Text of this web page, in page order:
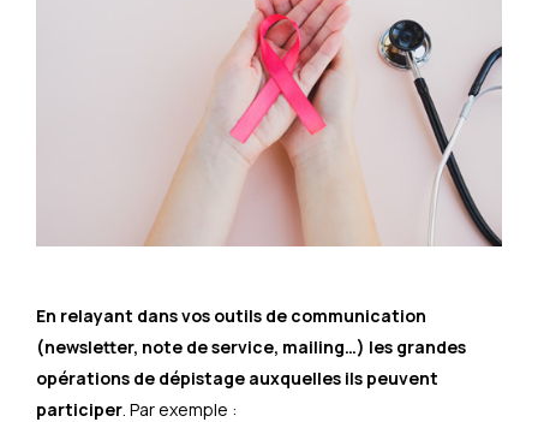
En relayant dans vos outils de communication
(newsletter, note de service, mailing…) les grandes
opérations de dépistage auxquelles ils peuvent
participer. Par exemple :